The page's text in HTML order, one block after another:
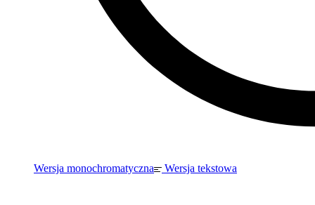
Wersja monochromatyczna Wersja tekstowa